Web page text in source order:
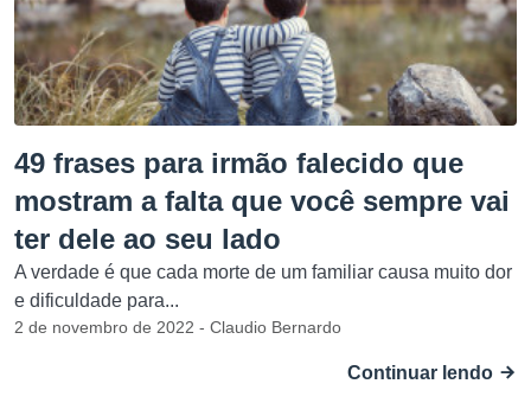
49 frases para irmão falecido que
mostram a falta que você sempre vai
ter dele ao seu lado
A verdade é que cada morte de um familiar causa muito dor
e dificuldade para...
2 de novembro de 2022 - Claudio Bernardo
Continuar lendo